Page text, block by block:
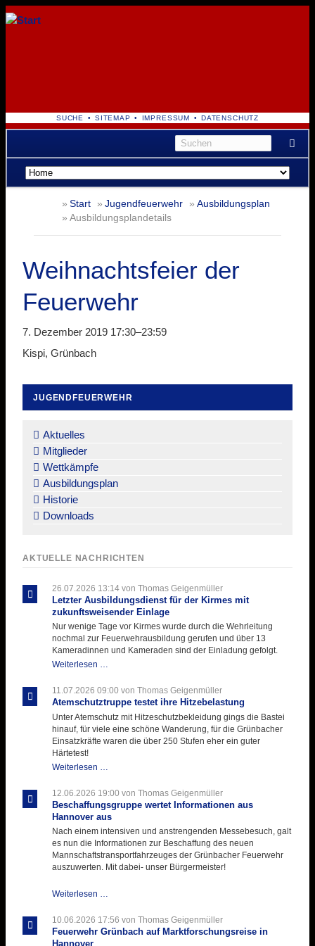
NAVIGATION
ÜBERSPRINGEN
SUCHE SITEMAP IMPRESSUM DATENSCHUTZ
Navigation
überspringen
Start Jugendfeuerwehr
Ausbildungsplan
Ausbildungsplandetails
Weihnachtsfeier der
Feuerwehr
7. Dezember 2019 17:30–23:59
Kispi, Grünbach
JUGENDFEUERWEHR
überspringen
Aktuelles
Mitglieder
Wettkämpfe
Ausbildungsplan
Historie
Downloads
AKTUELLE NACHRICHTEN
26.07.2026 13:14von Thomas Geigenmüller
Letzter Ausbildungsdienst für der Kirmes mit
zukunftsweisender Einlage
Nur wenige Tage vor Kirmes wurde durch die Wehrleitung
nochmal zur Feuerwehrausbildung gerufen und über 13
Kameradinnen und Kameraden sind der Einladung gefolgt.
Weiterlesen …
für
der
11.07.2026 09:00 von Thomas Geigenmüller
Atemschutztruppe testet ihre Hitzebelastung
Unter Atemschutz mit Hitzeschutzbekleidung gings die Bastei
hinauf, für viele eine schöne Wanderung, für die Grünbacher
Einsatzkräfte waren die über 250 Stufen eher ein guter
Härtetest!
Weiterlesen …
ihre
Hitzebelastung
12.06.2026 19:00 von Thomas Geigenmüller
Beschaffungsgruppe wertet Informationen aus
Hannover aus
Nach einem intensiven und anstrengenden Messebesuch, galt
es nun die Informationen zur Beschaffung des neuen
Mannschaftstransportfahrzeuges der Grünbacher Feuerwehr
auszuwerten. Mit dabei- unser Bürgermeister!
Weiterlesen …
Informationen
aus
10.06.2026 17:56 von Thomas Geigenmüller
Feuerwehr Grünbach auf Marktforschungsreise in
Hannover